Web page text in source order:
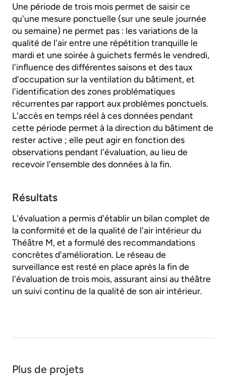
Une période de trois mois permet de saisir ce
qu'une mesure ponctuelle (sur une seule journée
ou semaine) ne permet pas : les variations de la
qualité de l'air entre une répétition tranquille le
mardi et une soirée à guichets fermés le vendredi,
l'influence des différentes saisons et des taux
d'occupation sur la ventilation du bâtiment, et
l'identification des zones problématiques
récurrentes par rapport aux problèmes ponctuels.
L'accès en temps réel à ces données pendant
cette période permet à la direction du bâtiment de
rester active ; elle peut agir en fonction des
observations pendant l'évaluation, au lieu de
recevoir l'ensemble des données à la fin.
Résultats
L'évaluation a permis d'établir un bilan complet de
la conformité et de la qualité de l'air intérieur du
Théâtre M, et a formulé des recommandations
concrètes d'amélioration. Le réseau de
surveillance est resté en place après la fin de
l'évaluation de trois mois, assurant ainsi au théâtre
un suivi continu de la qualité de son air intérieur.
Plus de projets